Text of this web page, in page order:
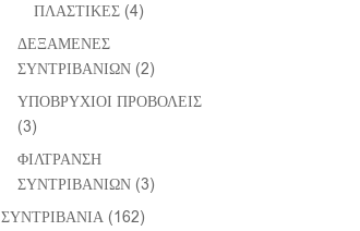
ΠΛΑΣΤΙΚΕΣ (4)
ΔΕΞΑΜΕΝΕΣ
ΣΥΝΤΡΙΒΑΝΙΩΝ (2)
ΥΠΟΒΡΥΧΙΟΙ ΠΡΟΒΟΛΕΙΣ
(3)
ΦΙΛΤΡΑΝΣΗ
ΣΥΝΤΡΙΒΑΝΙΩΝ (3)
ΣΥΝΤΡΙΒΑΝΙΑ (162)